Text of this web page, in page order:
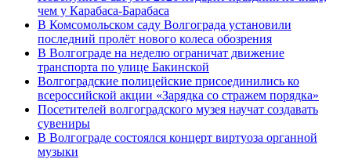
чем у Карабаса-Барабаса
В Комсомольском саду Волгограда установили
последний пролёт нового колеса обозрения
В Волгограде на неделю ограничат движение
транспорта по улице Бакинской
Волгоградские полицейские присоединились ко
всероссийской акции «Зарядка со стражем порядка»
Посетителей волгоградского музея научат создавать
сувениры
В Волгограде состоялся концерт виртуоза органной
музыки